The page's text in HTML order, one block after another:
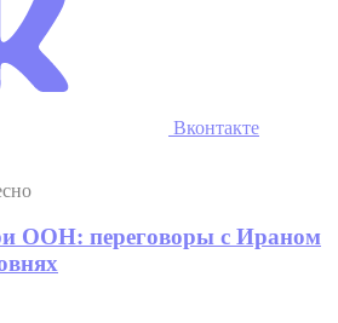
Вконтакте
ООН: переговоры с Ираном